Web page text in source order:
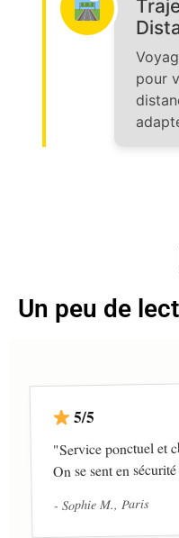
pour
Un peu de
5/5
"Service ponctuel et
On se sent en
- Sophie M., Paris